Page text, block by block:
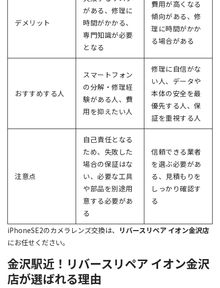
デメリット
がある、修理に
時間がかかる、
専門知識が必要
となる
費用が高くなる
傾向がある、修
理に時間がかか
る場合がある
おすすめする人
スマートフォン
の分解・修理経
験がある人、費
用を抑えたい人
修理に自信がな
い人、データや
本体の安全を最
優先する人、保
証を重視する人
注意点
自己責任となる
ため、失敗した
場合の保証はな
い、必要な工具
や部品を別途用
意する必要があ
る
信頼できる業者
を選ぶ必要があ
る、見積もりを
しっかり確認す
る
iPhoneSE2のカメラレンズ交換は、 リバースリペア イオン金沢店
にお任せください。
金沢駅近！リバースリペア イオン金沢
店が選ばれる理由